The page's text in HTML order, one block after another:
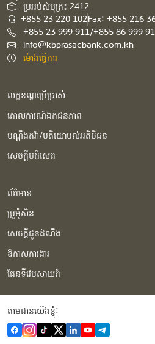
ប្រអប់សំបុត្រ៖ 2412
+855 23 220 102Fax: +855 216
+855 23 999 911/+855 86 999
info@kbprasacbank.com.kh
ម៉ោងធ្វើការ
លក្ខខណ្ឌប្រើប្រាស់
គោលការណ៍ឯកជនភាព
បណ្ដឹងតវ៉ា/មតិយោបល់អតិថិជន
សេចក្ដីបដិសេធ
ព័ត៌មាន
ប្រូម៉ូសិន
សេចក្ដីជូនដំណឹង
ឱកាសការងារ
ផែនទីវេបសាយត៍
តាមដានយើងខ្ញុំំ: